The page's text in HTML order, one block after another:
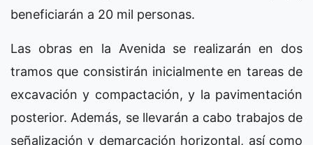
beneficiarán a 20 mil personas.
Las obras en la Avenida se realizarán en dos
tramos que consistirán inicialmente en tareas de
excavación y compactación, y la pavimentación
posterior. Además, se llevarán a cabo trabajos de
señalización y demarcación horizontal, así como